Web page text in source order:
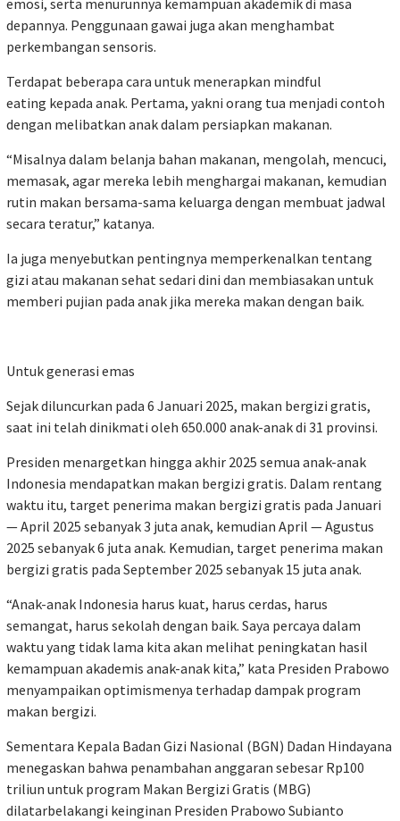
depannya. Penggunaan gawai juga akan menghambat
perkembangan sensoris.
Terdapat beberapa cara untuk menerapkan mindful
eating kepada anak. Pertama, yakni orang tua menjadi contoh
dengan melibatkan anak dalam persiapkan makanan.
“Misalnya dalam belanja bahan makanan, mengolah, mencuci,
memasak, agar mereka lebih menghargai makanan, kemudian
rutin makan bersama-sama keluarga dengan membuat jadwal
secara teratur,” katanya.
Ia juga menyebutkan pentingnya memperkenalkan tentang
gizi atau makanan sehat sedari dini dan membiasakan untuk
memberi pujian pada anak jika mereka makan dengan baik.
Untuk generasi emas
Sejak diluncurkan pada 6 Januari 2025, makan bergizi gratis,
saat ini telah dinikmati oleh 650.000 anak-anak di 31 provinsi.
Presiden menargetkan hingga akhir 2025 semua anak-anak
Indonesia mendapatkan makan bergizi gratis. Dalam rentang
waktu itu, target penerima makan bergizi gratis pada Januari
— April 2025 sebanyak 3 juta anak, kemudian April — Agustus
2025 sebanyak 6 juta anak. Kemudian, target penerima makan
bergizi gratis pada September 2025 sebanyak 15 juta anak.
“Anak-anak Indonesia harus kuat, harus cerdas, harus
semangat, harus sekolah dengan baik. Saya percaya dalam
waktu yang tidak lama kita akan melihat peningkatan hasil
kemampuan akademis anak-anak kita,” kata Presiden Prabowo
menyampaikan optimismenya terhadap dampak program
makan bergizi.
Sementara Kepala Badan Gizi Nasional (BGN) Dadan Hindayana
menegaskan bahwa penambahan anggaran sebesar Rp100
triliun untuk program Makan Bergizi Gratis (MBG)
dilatarbelakangi keinginan Presiden Prabowo Subianto